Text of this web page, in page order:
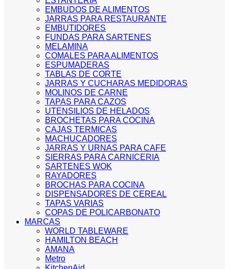
EMBUDOS DE ALIMENTOS
JARRAS PARA RESTAURANTE
EMBUTIDORES
FUNDAS PARA SARTENES
MELAMINA
COMALES PARA ALIMENTOS
ESPUMADERAS
TABLAS DE CORTE
JARRAS Y CUCHARAS MEDIDORAS
MOLINOS DE CARNE
TAPAS PARA CAZOS
UTENSILIOS DE HELADOS
BROCHETAS PARA COCINA
CAJAS TERMICAS
MACHUCADORES
JARRAS Y URNAS PARA CAFE
SIERRAS PARA CARNICERIA
SARTENES WOK
RAYADORES
BROCHAS PARA COCINA
DISPENSADORES DE CEREAL
TAPAS VARIAS
COPAS DE POLICARBONATO
MARCAS
WORLD TABLEWARE
HAMILTON BEACH
AMANA
Metro